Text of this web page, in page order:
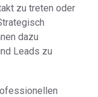
zu treten oder
dazu
Leads zu